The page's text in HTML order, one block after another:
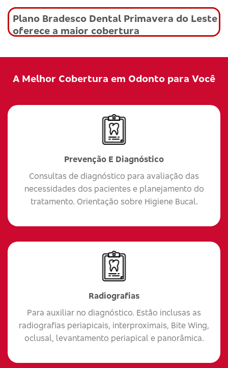
Plano Bradesco Dental Primavera do Leste
oferece a maior cobertura
A Melhor Cobertura em Odonto para Você
Prevenção E Diagnóstico
Consultas de diagnóstico para avaliação das
necessidades dos pacientes e planejamento do
tratamento. Orientação sobre Higiene Bucal.
Radiografias
Para auxiliar no diagnóstico. Estão inclusas as
radiografias periapicais, interproximais, Bite Wing,
oclusal, levantamento periapical e panorâmica.